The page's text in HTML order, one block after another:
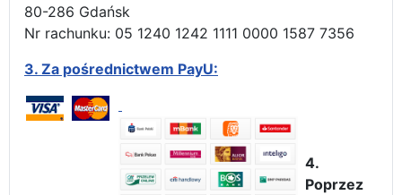
80-286 Gdańsk
Nr rachunku: 05 1240 1242 1111 0000 1587 7356
3. Za pośrednictwem PayU:
4.
Poprzez